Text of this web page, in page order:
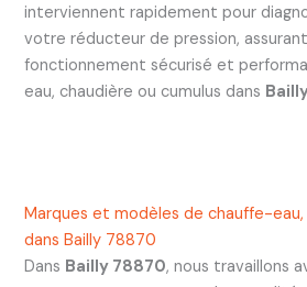
interviennent rapidement pour
votre réducteur de pression,
fonctionnement sécurisé et
eau, chaudière ou cumulus dans
Marques et modèles de chauffe-
dans Bailly 78870
Dans Bailly 78870, nous travaillons